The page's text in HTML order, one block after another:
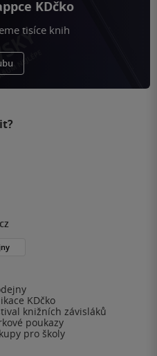
KDčko
tisíce knih
KDčko
knižních závisláků
poukazy
pro školy